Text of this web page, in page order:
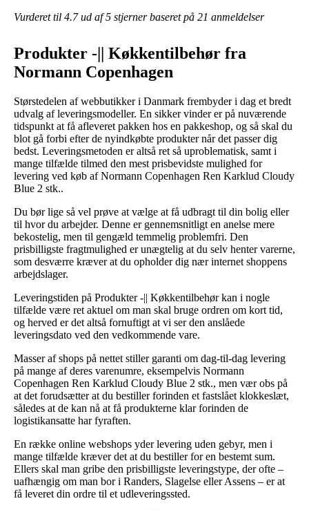
Vurderet til 4.7ud af 5 stjerner baseret på 21 anmeldelser
Produkter -|| Køkkentilbehør fra
Normann Copenhagen
Størstedelen af webbutikker i Danmark frembyder i dag et bredt
udvalg af leveringsmodeller. En sikker vinder er på nuværende
tidspunkt at få afleveret pakken hos en pakkeshop, og så skal du
blot gå forbi efter de nyindkøbte produkter når det passer dig
bedst. Leveringsmetoden er altså ret så uproblematisk, samt i
mange tilfælde tilmed den mest prisbevidste mulighed for
levering ved køb af Normann Copenhagen Ren Karklud Cloudy
Blue 2 stk..
Du bør lige så vel prøve at vælge at få udbragt til din bolig eller
til hvor du arbejder. Denne er gennemsnitligt en anelse mere
bekostelig, men til gengæld temmelig problemfri. Den
prisbilligste fragtmulighed er unægtelig at du selv henter varerne,
som desværre kræver at du opholder dig nær internet shoppens
arbejdslager.
Leveringstiden på Produkter -|| Køkkentilbehør kan i nogle
tilfælde være ret aktuel om man skal bruge ordren om kort tid,
og herved er det altså fornuftigt at vi ser den anslåede
leveringsdato ved den vedkommende vare.
Masser af shops på nettet stiller garanti om dag-til-dag levering
på mange af deres varenumre, eksempelvis Normann
Copenhagen Ren Karklud Cloudy Blue 2 stk., men vær obs på
at det forudsætter at du bestiller forinden et fastslået klokkeslæt,
således at de kan nå at få produkterne klar forinden de
logistikansatte har fyraften.
En række online webshops yder levering uden gebyr, men i
mange tilfælde kræver det at du bestiller for en bestemt sum.
Ellers skal man gribe den prisbilligste leveringstype, der ofte –
uafhængig om man bor i Randers, Slagelse eller Assens – er at
få leveret din ordre til et udleveringssted.